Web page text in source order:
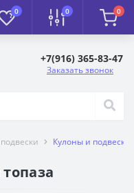
0 0 0
+7(916) 365-83-47
Заказать звонок
Кулоны и подвески